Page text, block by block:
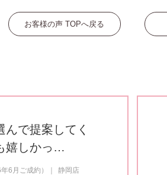
お客様の声 TOPへ戻る
で提案してく
嬉しかっ…
6月ご成約） 静岡店